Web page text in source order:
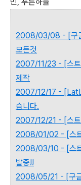
2008/03/08 - [구
모든것
2007/11/23 - [스트
제작
2007/12/17 -
습니다.
2007/12/21 - [스
2008/01/02 - [스
2008/03/10 - [스트
발중!!
2008/05/21 - [구글